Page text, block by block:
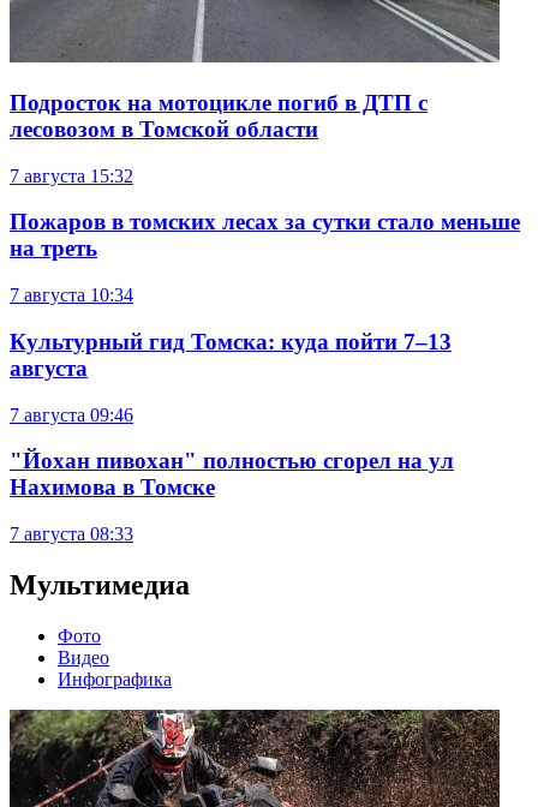
Подросток на мотоцикле погиб в ДТП с
лесовозом в Томской области
7 августа 15:32
Пожаров в томских лесах за сутки стало меньше
на треть
7 августа 10:34
Культурный гид Томска: куда пойти 7–13
августа
7 августа 09:46
"Йохан пивохан" полностью сгорел на ул
Нахимова в Томске
7 августа 08:33
Мультимедиа
Фото
Видео
Инфографика